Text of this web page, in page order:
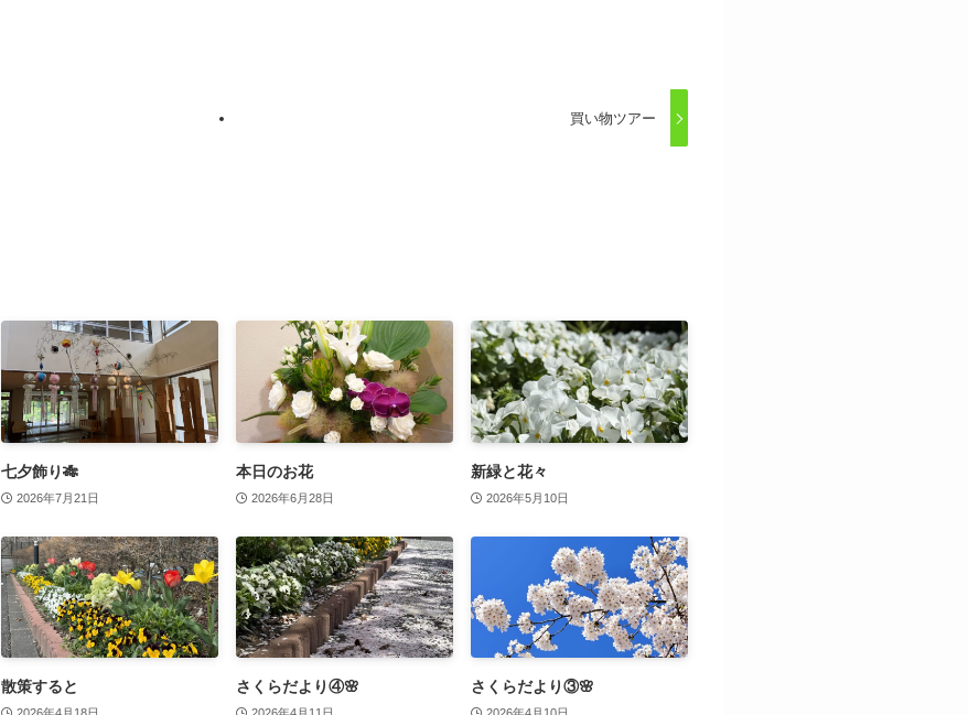
買い物ツアー
七夕飾り🎋
2026年7月21日
本日のお花
2026年6月28日
新緑と花々
2026年5月10日
散策すると さくらだより④🌸 さくらだより③🌸